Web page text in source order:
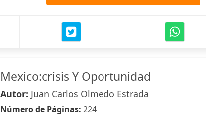
Mexico:crisis Y Oportunidad
Autor: Juan Carlos Olmedo Estrada
Número de Páginas: 224